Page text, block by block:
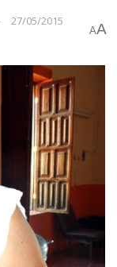
27/05/2015
AA